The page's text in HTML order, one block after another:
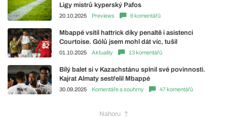
Ligy mistrů kyperský Pafos
20.10.2025 Previews 6 komentářů
Mbappé vsítil hattrick díky penaltě i asistenci
Courtoise. Gólů jsem mohl dát víc, tušil
01.10.2025 Aktuality 13 komentářů
Bílý balet si v Kazachstánu splnil své povinnosti.
Kajrat Almaty sestřelil Mbappé
30.09.2025 Komentáře a souhrny 47 komentářů
Nahoru